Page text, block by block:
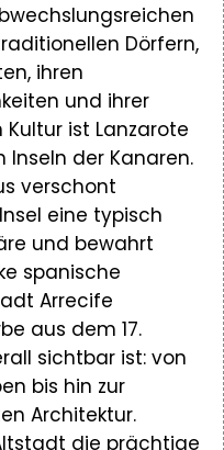
Dörfern,
ihren
und ihrer
ist Lanzarote
der Kanaren.
verschont
eine typisch
und bewahrt
spanische
Arrecife
aus dem 17.
sichtbar ist: von
bis hin zur
Architektur.
die prächtige